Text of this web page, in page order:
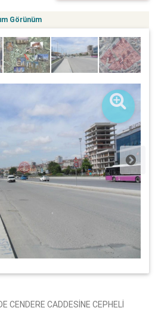
Görünüm
CENDERE CADDESİNE CEPHELİ